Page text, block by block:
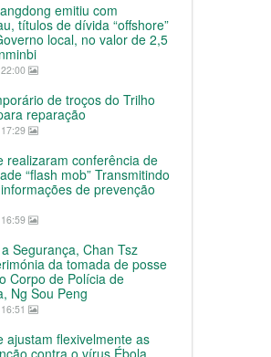
emitiu com
títulos de dívida “offshore”
local, no valor de 2,5
de troços do Trilho
reparação
realizaram conferência de
“flash mob” Transmitindo
de prevenção
Segurança, Chan Tsz
da tomada de posse
Corpo de Polícia de
Ng Sou Peng
ajustam flexivelmente as
contra o vírus Ébola,